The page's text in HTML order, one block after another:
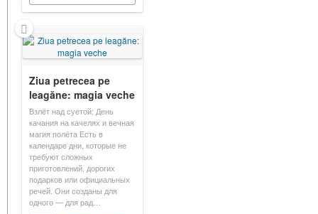
Ziua petrecea pe
leagăne: magia veche
Взлёт над суетой: День
качания на качелях и вечная
магия полёта Есть в
календаре дни, которые не
требуют сложных
приготовлений, дорогих
подарков или официальных
речей. Они созданы для
одного — для рад…